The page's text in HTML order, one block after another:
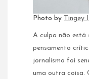
Photo by Tingey
A culpa não está
pensamento
jornalismo foi
uma outra coisa.